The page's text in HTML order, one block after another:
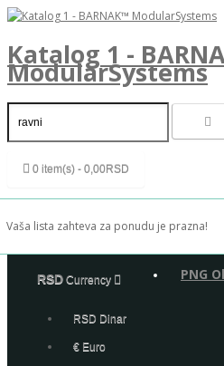
Katalog 1 -
ModularSystems
0 item(s) - 0,00RSD
Vaša lista zahteva za ponudu je prazna!
RSD Currency
RSD Dinar
€ Euro
PNG